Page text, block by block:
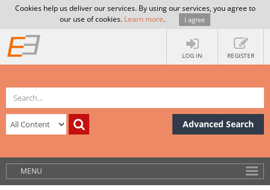
Cookies help us deliver our services. By using our services, you agree to
our use of cookies. Learn more. I agree
LOG IN REGISTER
Advanced Search
MENU